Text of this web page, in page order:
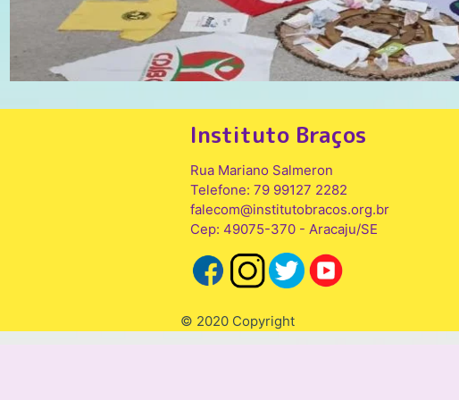
Instituto Braços
Rua Mariano Salmeron
Telefone: 79 99127 2282
falecom@institutobracos.org.br
Cep: 49075-370 - Aracaju/SE
© 2020 Copyright